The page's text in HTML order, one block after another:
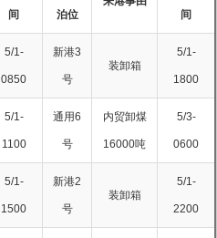
间 泊位 间
5/1-
0850
新港3
号
装卸箱
5/1-
1800
5/1-
1100
通用6
号
内贸卸煤
16000吨
5/3-
0600
5/1-
1500
新港2
号
装卸箱
5/1-
2200